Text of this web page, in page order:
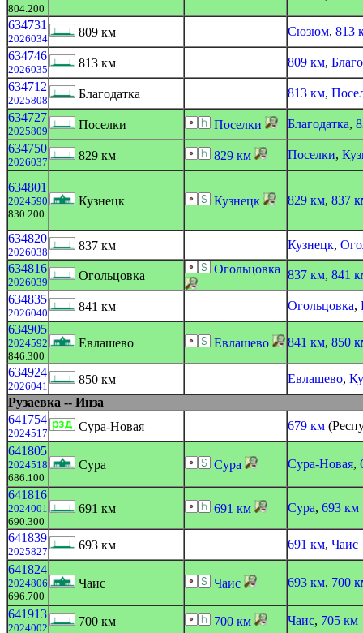
804.200
634731
2026034 809 км Сюзюм, 813
634746
2026035 813 км 809 км,
634712
2025808 Благодатка 813 км,
634727
2025809 Поселки Поселки Благодатка,
634750
2026037 829 км 829 км Поселки,
634801
2024590
830.200
Кузнецк Кузнецк 829 км, 837
634820
2026038 837 км Кузнецк,
634816
2026039 Огольцовка Огольцовка 837 км, 841
634835
2026040 841 км Огольцовка,
634905
2024592
846.300
Евлашево Евлашево 841 км, 850
634924
2026041 850 км Евлашево,
Рузаевка -- Инза
641754
2024517 Сура-Новая 679 км
641805
2024518
686.100
Сура Сура Сура-Новая,
641816
2024001
690.300
691 км 691 км Сура, 693 км
641839
2025827 693 км 691 км, Чаис
641824
2024806
696.700
Чаис Чаис 693 км, 700
641913
2024002 700 км 700 км Чаис, 705 км